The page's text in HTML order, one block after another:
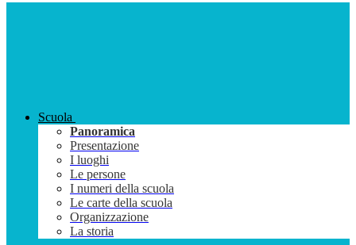
Scuola
Panoramica
Presentazione
I luoghi
Le persone
I numeri della scuola
Le carte della scuola
Organizzazione
La storia